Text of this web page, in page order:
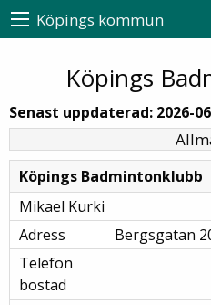
Köpings kommun
Köpings
Senast uppdaterad: 2026-
Köpings Badmintonklubb
Mikael Kurki
Adress
Bergsgatan
Telefon
bostad